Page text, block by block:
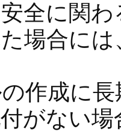
全に関
場合に
作成に
がない